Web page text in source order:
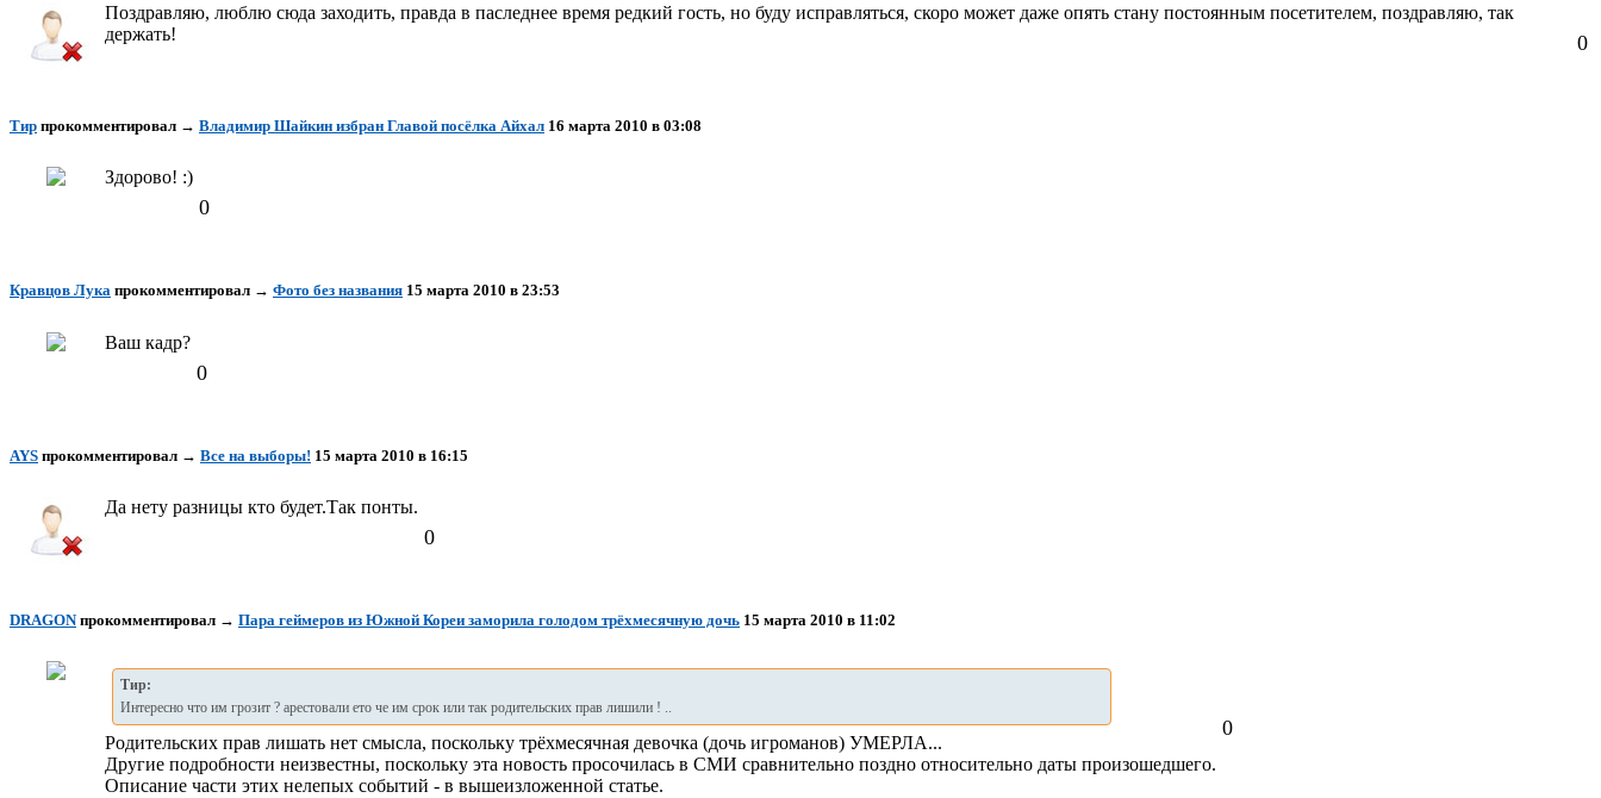
Поздравляю, люблю сюда заходить, правда в паследнее время редкий гость, но буду исправляться, скоро может даже опять стану постоянным посетителем, поздравляю, так
держать!
0
Тир прокомментировал → Владимир Шайкин избран Главой посёлка Айхал 16 марта 2010 в 03:08
Здорово! :)
0
Кравцов Лука прокомментировал → Фото без названия 15 марта 2010 в 23:53
Ваш кадр?
0
AYS прокомментировал → Все на выборы! 15 марта 2010 в 16:15
Да нету разницы кто будет.Так понты.
0
DRAGON прокомментировал → Пара геймеров из Южной Кореи заморила голодом трёхмесячную дочь 15 марта 2010 в 11:02
Тир:
Интересно что им грозит ? арестовали ето че им срок или так родительских прав лишили ! ..
Родительских прав лишать нет смысла, поскольку трёхмесячная девочка (дочь игроманов) УМЕРЛА...
Другие подробности неизвестны, поскольку эта новость просочилась в СМИ сравнительно поздно относительно даты произошедшего.
Описание части этих нелепых событий - в вышеизложенной статье.
0